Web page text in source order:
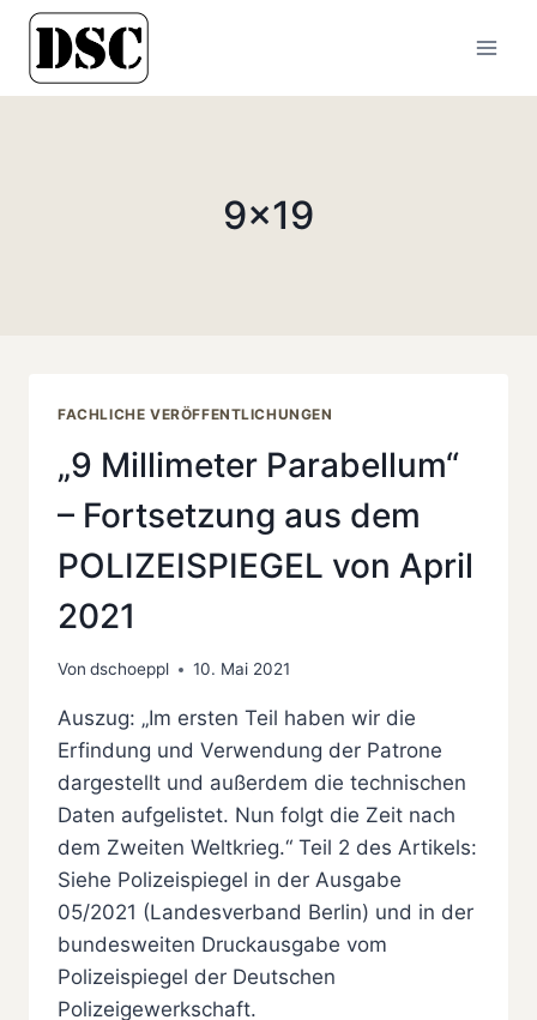
Zum
springen
9×19
FACHLICHE VERÖFFENTLICHUNGEN
„9 Millimeter Parabellum“
– Fortsetzung aus dem
POLIZEISPIEGEL von April
2021
Von dschoeppl 10. Mai 2021
Auszug: „Im ersten Teil haben wir die
Erfindung und Verwendung der Patrone
dargestellt und außerdem die technischen
Daten aufgelistet. Nun folgt die Zeit nach
dem Zweiten Weltkrieg.“ Teil 2 des Artikels:
Siehe Polizeispiegel in der Ausgabe
05/2021 (Landesverband Berlin) und in der
bundesweiten Druckausgabe vom
Polizeispiegel der Deutschen
Polizeigewerkschaft.